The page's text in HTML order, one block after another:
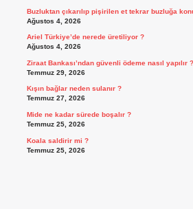
Buzluktan çıkarılıp pişirilen et tekrar buzluğa
Ağustos 4, 2026
Ariel Türkiye’de nerede üretiliyor ?
Ağustos 4, 2026
Ziraat Bankası’ndan güvenli ödeme nasıl yapılır ?
Temmuz 29, 2026
Kışın bağlar neden sulanır ?
Temmuz 27, 2026
Mide ne kadar sürede boşalır ?
Temmuz 25, 2026
Koala saldirir mi ?
Temmuz 25, 2026